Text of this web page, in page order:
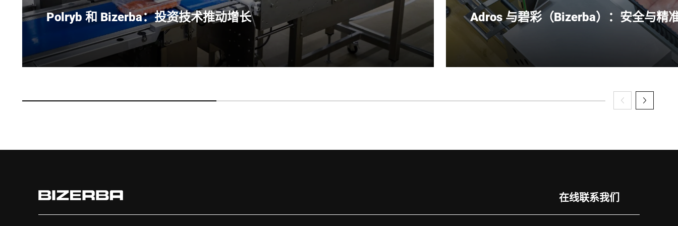
Polryb 和 Bizerba：投资技术推动增长
Polryb Sp. z o.o.通过投资现代技术和物流解决方案来发展其生产流程。这样就能实现高效的鱼类加
工，并及时向客户交付产品。公司将创新与经验相结合，在市场上建立了稳定的地位。
Adros 与碧彩（Bizerba）：安全与精
Adros 是波兰颇具现代化的禽类加工厂。公司的起源可
创办了首家农场。自 2002 年以来，Adros 屠宰场不断扩
洲主要的鸡肉生产商。
在线联系我们